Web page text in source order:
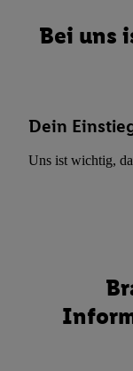
Bei uns
Dein
Uns ist wichtig,